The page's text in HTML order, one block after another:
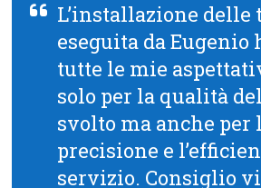
L’installazione delle
eseguita da Eugenio
tutte le mie
solo per la qualità
svolto ma anche per
precisione e
servizio. Consiglio